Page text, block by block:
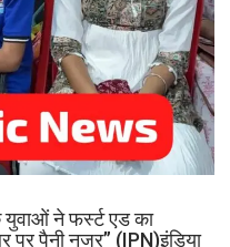
ने फर्स्ट एड का
पर पैनी नजर” (IPN)इंडिया